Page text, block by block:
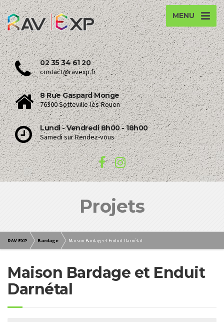
MENU
02 35 34 61 20
contact@ravexp.fr
8 Rue Gaspard Monge
76300 Sotteville-lès-Rouen
Lundi - Vendredi 8h00 - 18h00
Samedi sur Rendez-vous
Projets
RAV EXP Bardage Maison Bardage et Enduit Darnétal
Maison Bardage et Enduit
Darnétal